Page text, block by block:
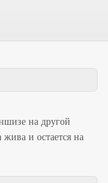
на другой
и остается на